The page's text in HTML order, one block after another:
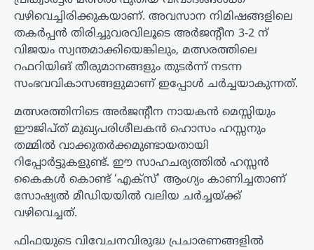
വഴിവെച്ചിരിക്കുകയാണ്. അവസാന നിമിഷങ്ങളിലെ
തകർപ്പൻ തിരിച്ചുവരവിലൂടെ അർജന്റീന 3-2 ന്
വിജയം സ്വന്തമാക്കിയെങ്കിലും, മത്സരത്തിലെ
റഫറിയിങ് തീരുമാനങ്ങളും തുടർന്ന് നടന്ന
സംഭവവികാസങ്ങളുമാണ് ഇപ്പോൾ ചർച്ചയാകുന്നത്.
മത്സരത്തിനിടെ അർജന്റീന നായകൻ മെസ്സിയും
ഈജിപ്ത് മുഖ്യപരിശീലകൻ ഹൊസം ഹസ്സനും
തമ്മിൽ വാക്കുതർക്കമുണ്ടായതായി
റിപ്പോർട്ടുകളുണ്ട്. ഈ സാഹചര്യത്തിൽ ഹസ്സൻ
കൈകൾ കൊണ്ട് ‘എക്സ്’ ആംഗ്യം കാണിച്ചതാണ്
സോഷ്യൽ മീഡിയയിൽ വലിയ ചർച്ചയ്ക്ക്
വഴിവെച്ചത്.
ഫിഫയുടെ വിവേചനവിരുദ്ധ പ്രചാരണങ്ങളിൽ